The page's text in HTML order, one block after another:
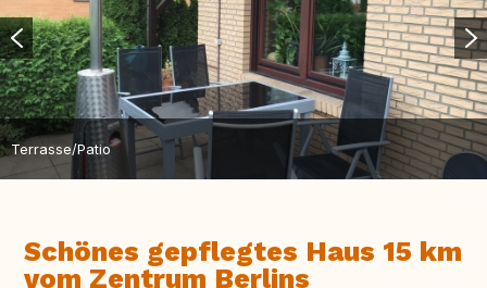
Terrasse/Patio
Schönes gepflegtes Haus 15 km
vom Zentrum Berlins